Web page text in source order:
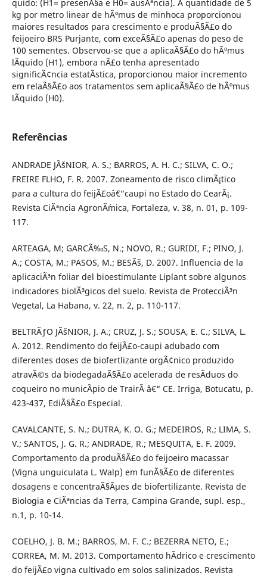
quido: (H1= presenÃ§a e H0= ausÃªncia). A quantidade de 5
kg por metro linear de hÃºmus de minhoca proporcionou
maiores resultados para crescimento e produÃ§Ã£o do
feijoeiro BRS Purjante, com exceÃ§Ã£o apenas do peso de
100 sementes. Observou-se que a aplicaÃ§Ã£o do hÃºmus
lÃ­quido (H1), embora nÃ£o tenha apresentado
significÃ¢ncia estatÃ­stica, proporcionou maior incremento
em relaÃ§Ã£o aos tratamentos sem aplicaÃ§Ã£o de hÃºmus
lÃ­quido (H0).
Referências
ANDRADE JÃšNIOR, A. S.; BARROS, A. H. C.; SILVA, C. O.;
FREIRE FLHO, F. R. 2007. Zoneamento de risco climÃ¡tico
para a cultura do feijÃ£oâ€“caupi no Estado do CearÃ¡.
Revista CiÃªncia AgronÃ´mica, Fortaleza, v. 38, n. 01, p. 109-
117.
ARTEAGA, M; GARCÃ‰S, N.; NOVO, R.; GURIDI, F.; PINO, J.
A.; COSTA, M.; PASOS, M.; BESÃš, D. 2007. Influencia de la
aplicaciÃ³n foliar del bioestimulante Liplant sobre algunos
indicadores biolÃ³gicos del suelo. Revista de ProtecciÃ³n
Vegetal, La Habana, v. 22, n. 2, p. 110-117.
BELTRÃƒO JÃšNIOR, J. A.; CRUZ, J. S.; SOUSA, E. C.; SILVA, L.
A. 2012. Rendimento do feijÃ£o-caupi adubado com
diferentes doses de biofertlizante orgÃ¢nico produzido
atravÃ©s da biodegadaÃ§Ã£o acelerada de resÃ­duos do
coqueiro no municÃ­pio de TrairÃ­ â€“ CE. Irriga, Botucatu, p.
423-437, EdiÃ§Ã£o Especial.
CAVALCANTE, S. N.; DUTRA, K. O. G.; MEDEIROS, R.; LIMA, S.
V.; SANTOS, J. G. R.; ANDRADE, R.; MESQUITA, E. F. 2009.
Comportamento da produÃ§Ã£o do feijoeiro macassar
(Vigna unguiculata L. Walp) em funÃ§Ã£o de diferentes
dosagens e concentraÃ§Ãµes de biofertilizante. Revista de
Biologia e CiÃªncias da Terra, Campina Grande, supl. esp.,
n.1, p. 10-14.
COELHO, J. B. M.; BARROS, M. F. C.; BEZERRA NETO, E.;
CORREA, M. M. 2013. Comportamento hÃ­drico e crescimento
do feijÃ£o vigna cultivado em solos salinizados. Revista